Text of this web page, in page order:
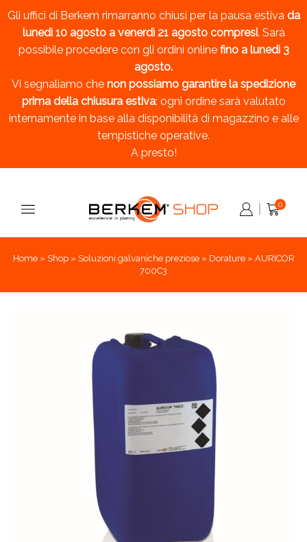
Gli uffici di Berkem rimarranno chiusi per la pausa estiva da
lunedì 10 agosto a venerdì 21 agosto compresi. Sarà
possibile procedere con gli ordini online fino a lunedì 3
agosto.
Vi segnaliamo che non possiamo garantire la spedizione
prima della chiusura estiva: ogni ordine sarà valutato
internamente in base alla disponibilità di magazzino e alle
tempistiche operative.
A presto!
0
Home» Shop» Soluzioni galvaniche preziose» Dorature» AURICOR
700C3